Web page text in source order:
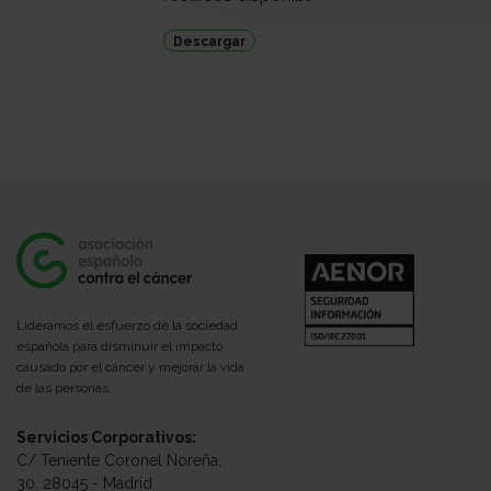
Descargar
Lideramos el esfuerzo de la sociedad
española para disminuir el impacto
causado por el cáncer y mejorar la vida
de las personas.
Servicios Corporativos:
C/ Teniente Coronel Noreña,
30, 28045 - Madrid